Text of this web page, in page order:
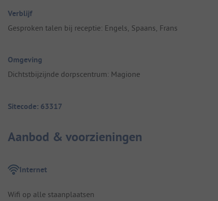
Verblijf
Gesproken talen bij receptie: Engels, Spaans, Frans
Omgeving
Dichtstbijzijnde dorpscentrum: Magione
Sitecode: 63317
Aanbod & voorzieningen
Internet
Wifi op alle staanplaatsen